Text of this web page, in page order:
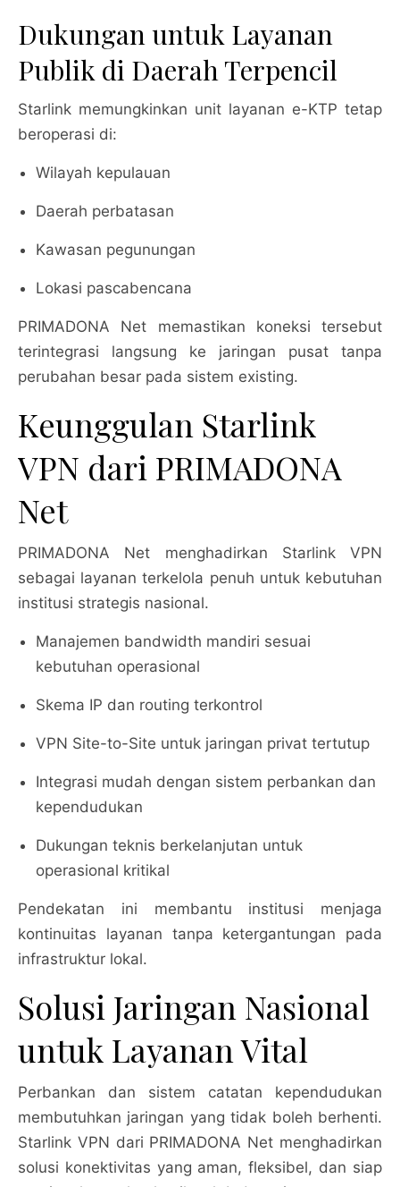
Dukungan untuk Layanan
Publik di Daerah Terpencil
Starlink memungkinkan unit layanan e-KTP tetap
beroperasi di:
Wilayah kepulauan
Daerah perbatasan
Kawasan pegunungan
Lokasi pascabencana
PRIMADONA Net memastikan koneksi tersebut
terintegrasi langsung ke jaringan pusat tanpa
perubahan besar pada sistem existing.
Keunggulan Starlink
VPN dari PRIMADONA
Net
PRIMADONA Net menghadirkan Starlink VPN
sebagai layanan terkelola penuh untuk kebutuhan
institusi strategis nasional.
Manajemen bandwidth mandiri sesuai
kebutuhan operasional
Skema IP dan routing terkontrol
VPN Site-to-Site untuk jaringan privat tertutup
Integrasi mudah dengan sistem perbankan dan
kependudukan
Dukungan teknis berkelanjutan untuk
operasional kritikal
Pendekatan ini membantu institusi menjaga
kontinuitas layanan tanpa ketergantungan pada
infrastruktur lokal.
Solusi Jaringan Nasional
untuk Layanan Vital
Perbankan dan sistem catatan kependudukan
membutuhkan jaringan yang tidak boleh berhenti.
Starlink VPN dari PRIMADONA Net menghadirkan
solusi konektivitas yang aman, fleksibel, dan siap